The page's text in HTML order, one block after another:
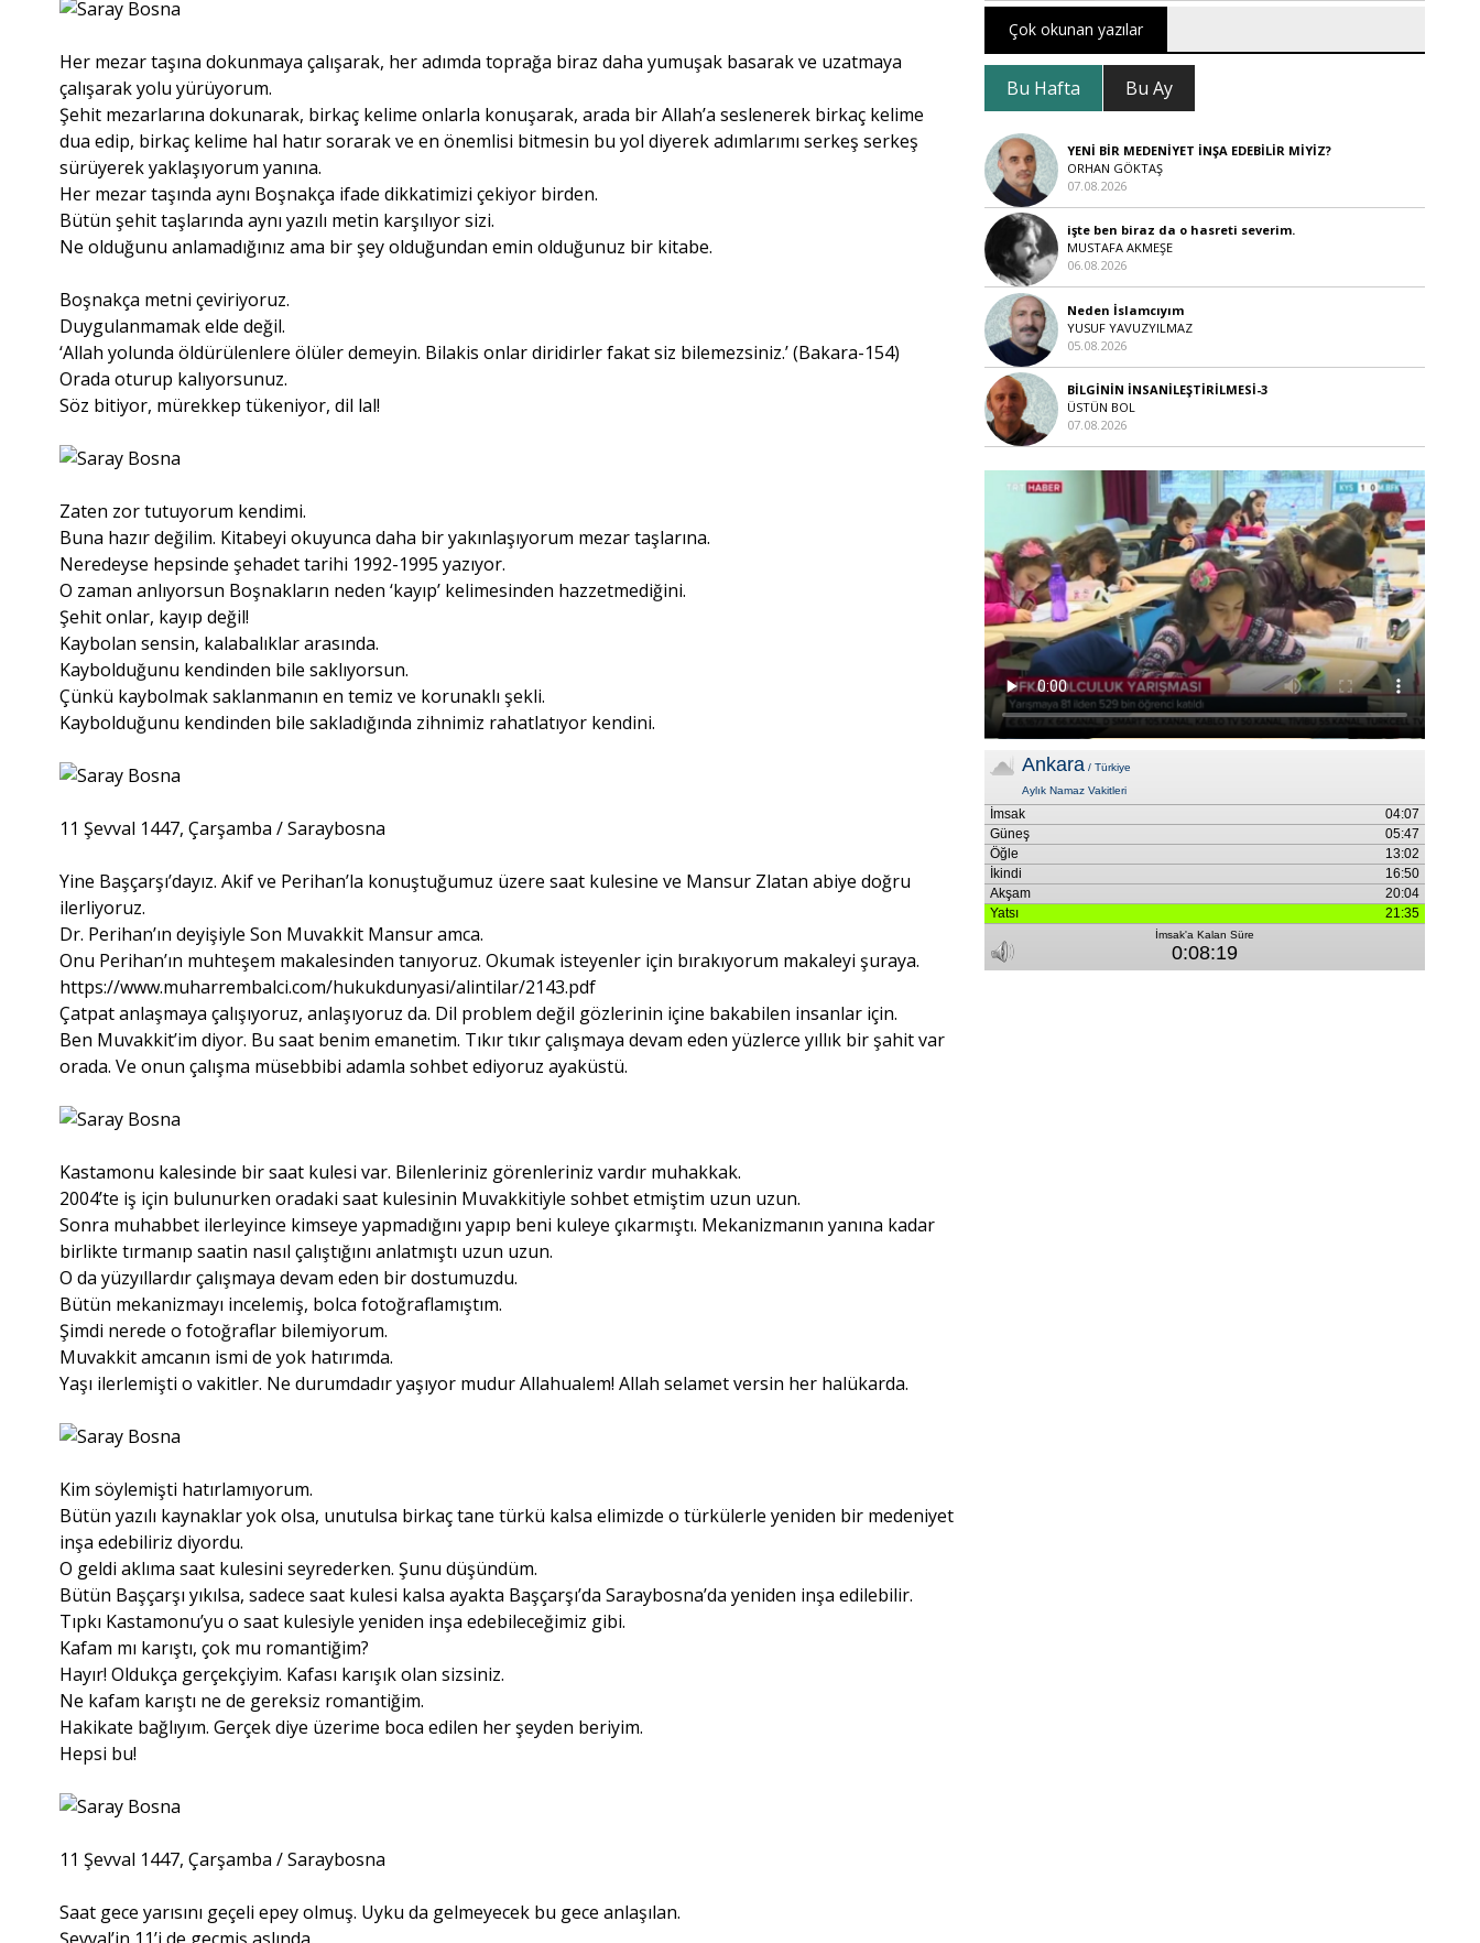
Her mezar taşına dokunmaya çalışarak, her adımda toprağa biraz daha yumuşak basarak ve uzatmaya
çalışarak yolu yürüyorum.
Şehit mezarlarına dokunarak, birkaç kelime onlarla konuşarak, arada bir Allah’a seslenerek birkaç kelime
dua edip, birkaç kelime hal hatır sorarak ve en önemlisi bitmesin bu yol diyerek adımlarımı serkeş serkeş
sürüyerek yaklaşıyorum yanına.
Her mezar taşında aynı Boşnakça ifade dikkatimizi çekiyor birden.
Bütün şehit taşlarında aynı yazılı metin karşılıyor sizi.
Ne olduğunu anlamadığınız ama bir şey olduğundan emin olduğunuz bir kitabe.
Boşnakça metni çeviriyoruz.
Duygulanmamak elde değil.
‘Allah yolunda öldürülenlere ölüler demeyin. Bilakis onlar diridirler fakat siz bilemezsiniz.’ (Bakara-154)
Orada oturup kalıyorsunuz.
Söz bitiyor, mürekkep tükeniyor, dil lal!
Zaten zor tutuyorum kendimi.
Buna hazır değilim. Kitabeyi okuyunca daha bir yakınlaşıyorum mezar taşlarına.
Neredeyse hepsinde şehadet tarihi 1992-1995 yazıyor.
O zaman anlıyorsun Boşnakların neden ‘kayıp’ kelimesinden hazzetmediğini.
Şehit onlar, kayıp değil!
Kaybolan sensin, kalabalıklar arasında.
Kaybolduğunu kendinden bile saklıyorsun.
Çünkü kaybolmak saklanmanın en temiz ve korunaklı şekli.
Kaybolduğunu kendinden bile sakladığında zihnimiz rahatlatıyor kendini.
11 Şevval 1447, Çarşamba / Saraybosna
Yine Başçarşı’dayız. Akif ve Perihan’la konuştuğumuz üzere saat kulesine ve Mansur Zlatan abiye doğru
ilerliyoruz.
Dr. Perihan’ın deyişiyle Son Muvakkit Mansur amca.
Onu Perihan’ın muhteşem makalesinden tanıyoruz. Okumak isteyenler için bırakıyorum makaleyi şuraya.
https://www.muharrembalci.com/hukukdunyasi/alintilar/2143.pdf
Çatpat anlaşmaya çalışıyoruz, anlaşıyoruz da. Dil problem değil gözlerinin içine bakabilen insanlar için.
Ben Muvakkit’im diyor. Bu saat benim emanetim. Tıkır tıkır çalışmaya devam eden yüzlerce yıllık bir şahit var
orada. Ve onun çalışma müsebbibi adamla sohbet ediyoruz ayaküstü.
Kastamonu kalesinde bir saat kulesi var. Bilenleriniz görenleriniz vardır muhakkak.
2004’te iş için bulunurken oradaki saat kulesinin Muvakkitiyle sohbet etmiştim uzun uzun.
Sonra muhabbet ilerleyince kimseye yapmadığını yapıp beni kuleye çıkarmıştı. Mekanizmanın yanına kadar
birlikte tırmanıp saatin nasıl çalıştığını anlatmıştı uzun uzun.
O da yüzyıllardır çalışmaya devam eden bir dostumuzdu.
Bütün mekanizmayı incelemiş, bolca fotoğraflamıştım.
Şimdi nerede o fotoğraflar bilemiyorum.
Muvakkit amcanın ismi de yok hatırımda.
Yaşı ilerlemişti o vakitler. Ne durumdadır yaşıyor mudur Allahualem! Allah selamet versin her halükarda.
Kim söylemişti hatırlamıyorum.
Bütün yazılı kaynaklar yok olsa, unutulsa birkaç tane türkü kalsa elimizde o türkülerle yeniden bir medeniyet
inşa edebiliriz diyordu.
O geldi aklıma saat kulesini seyrederken. Şunu düşündüm.
Bütün Başçarşı yıkılsa, sadece saat kulesi kalsa ayakta Başçarşı’da Saraybosna’da yeniden inşa edilebilir.
Tıpkı Kastamonu’yu o saat kulesiyle yeniden inşa edebileceğimiz gibi.
Kafam mı karıştı, çok mu romantiğim?
Hayır! Oldukça gerçekçiyim. Kafası karışık olan sizsiniz.
Ne kafam karıştı ne de gereksiz romantiğim.
Hakikate bağlıyım. Gerçek diye üzerime boca edilen her şeyden beriyim.
Hepsi bu!
11 Şevval 1447, Çarşamba / Saraybosna
Saat gece yarısını geçeli epey olmuş. Uyku da gelmeyecek bu gece anlaşılan.
Şevval’in 11’i de geçmiş aslında.
Çok okunan yazılar
Bu Hafta Bu Ay
YENİ BİR MEDENİYET İNŞA EDEBİLİR MİYİZ?
ORHAN GÖKTAŞ
07.08.2026
işte ben biraz da o hasreti severim.
MUSTAFA AKMEŞE
06.08.2026
Neden İslamcıyım
YUSUF YAVUZYILMAZ
05.08.2026
BİLGİNİN İNSANİLEŞTİRİLMESİ-3
ÜSTÜN BOL
07.08.2026